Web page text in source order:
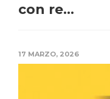
con re...
17 MARZO, 2026